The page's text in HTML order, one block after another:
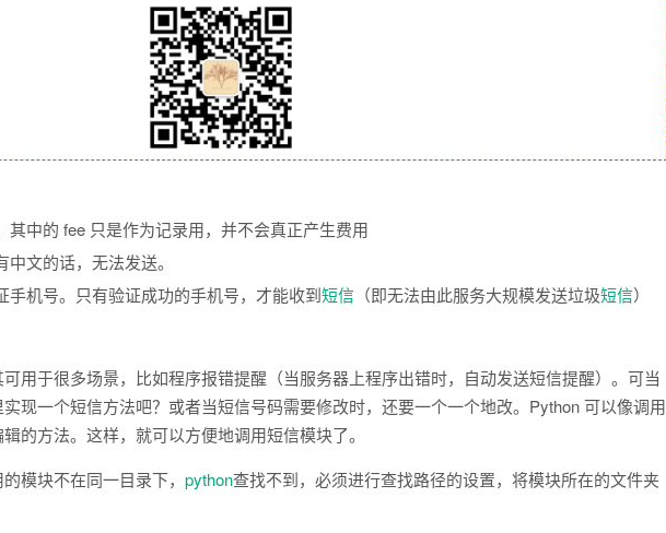
其中的 fee 只是作为记录用，并不会真正产生费用
文的话，无法发送。
手机号。只有验证成功的手机号，才能收到短信 （即无法由此服务大规模发送垃圾短信）
用于很多场景，比如程序报错提醒（当服务器上程序出错时，自动发送短信提醒）。可当
现一个短信方法吧？或者当短信号码需要修改时，还要一个一个地改。Python 可以像调用
的方法。这样，就可以方便地调用短信模块了。
模块不在同一目录下， python查找不到，必须进行查找路径的设置，将模块所在的文件夹